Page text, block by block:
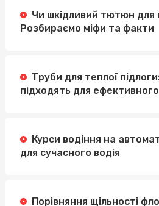
Чи шкідливий тютюн для
Розбираємо міфи та факти
Труби для теплої
підходять для ефективного
Курси водіння на
для сучасного водія
Порівняння щільності